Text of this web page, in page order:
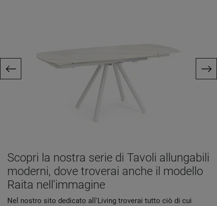
Scopri la nostra serie di Tavoli allungabili
moderni, dove troverai anche il modello
Raita nell'immagine
Nel nostro sito dedicato all'Living troverai tutto ciò di cui